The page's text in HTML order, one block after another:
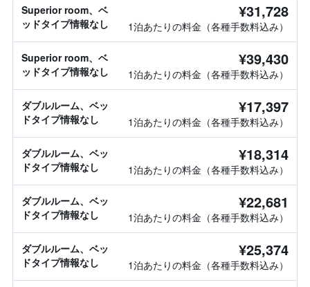
Superior room、ベ
ッドタイプ情報なし
¥31,728
1泊あたりの料金（各種手数料込み）
Superior room、ベ
ッドタイプ情報なし
¥39,430
1泊あたりの料金（各種手数料込み）
ダブルルーム、ベッ
ドタイプ情報なし
¥17,397
1泊あたりの料金（各種手数料込み）
ダブルルーム、ベッ
ドタイプ情報なし
¥18,314
1泊あたりの料金（各種手数料込み）
ダブルルーム、ベッ
ドタイプ情報なし
¥22,681
1泊あたりの料金（各種手数料込み）
ダブルルーム、ベッ
ドタイプ情報なし
¥25,374
1泊あたりの料金（各種手数料込み）